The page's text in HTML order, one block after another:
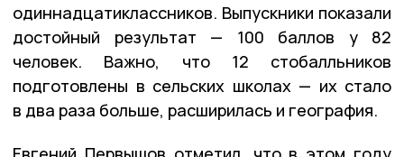
одиннадцатиклассников. Выпускники показали
достойный результат — 100 баллов у 82
человек. Важно, что 12 стобалльников
подготовлены в сельских школах — их стало
в два раза больше, расширилась и география.